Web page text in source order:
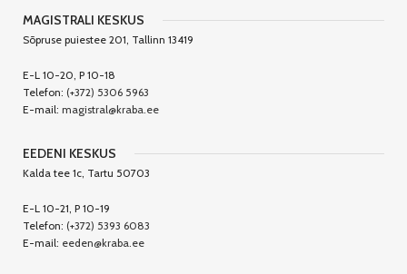
MAGISTRALI KESKUS
Sõpruse puiestee 201, Tallinn 13419
E-L 10-20, P 10-18
Telefon: (+372) 5306 5963
E-mail: magistral@kraba.ee
EEDENI KESKUS
Kalda tee 1c, Tartu 50703
E-L 10-21, P 10-19
Telefon: (+372) 5393 6083
E-mail: eeden@kraba.ee